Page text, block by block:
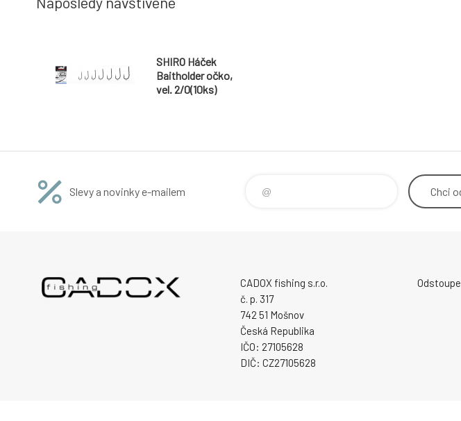
SHIRO Háček
Baitholder očko,
vel. 2/0(10ks)
Slevy a novinky e-mailem Chci
CADOX fishing s.r.o.
č. p. 317
742 51 Mošnov
Česká Republika
IČO: 27105628
DIČ: CZ27105628